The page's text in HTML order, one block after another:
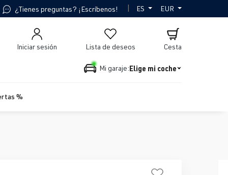
¿Tienes preguntas? ¡Escríbenos! | ES EUR
Lista de deseos
Iniciar sesión Cesta
Mi garaje:Elige mi coche
%